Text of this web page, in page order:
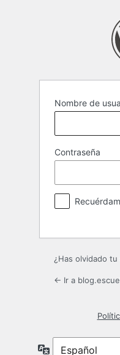
Nombre de
Contraseña
¿Has olvidado tu
← Ir a
Idioma